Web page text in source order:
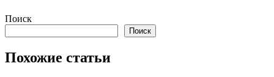
Перейти
содержимому
Поиск
Поиск
Похожие статьи